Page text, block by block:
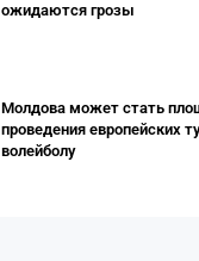
ожидаются грозы
Молдова может стать
проведения европейских
волейболу